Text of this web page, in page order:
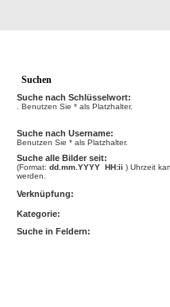
Suchen
Suche nach Schlüsselwort:
. Benutzen Sie * als Platzhalter.
Suche nach Username:
Benutzen Sie * als Platzhalter.
Suche alle Bilder seit:
(Format: dd.mm.YYYY HH:ii ) Uhrzeit
werden.
Verknüpfung:
Kategorie:
Suche in Feldern: